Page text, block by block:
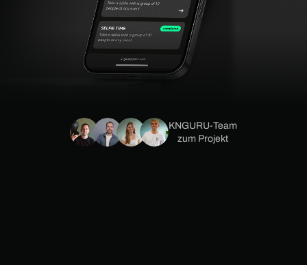
KNGURU-Team
zum Projekt